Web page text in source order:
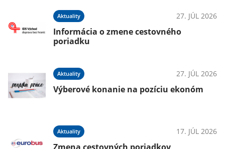
Aktuality 27. JÚL 2026
Informácia o zmene cestovného
poriadku
Aktuality 27. JÚL 2026
Výberové konanie na pozíciu ekonóm
Aktuality 17. JÚL 2026